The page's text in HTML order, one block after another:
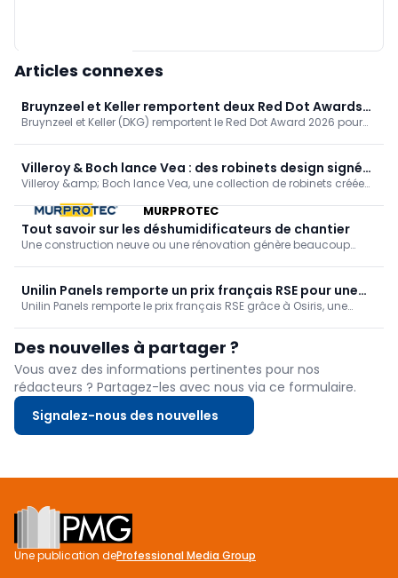
MURPROTEC
Articles connexes
Bruynzeel et Keller remportent deux Red Dot Awards
2026 pour leurs cuisines à base de matériaux
biosourcés
Bruynzeel et Keller (DKG) remportent le Red Dot Award 2026 pour
30 %. Une reconnaissance indépendante de l'innovation durable,
évolutive et abordable de DKG.
Villeroy & Boch lance Vea : des robinets design signés
Christian Haas, équipés de la technologie ViPush
Villeroy &amp; Boch lance Vea, une collection de robinets créée
minimaliste. Nouveauté : ViPush : appuyez pour ouvrir l'eau,
tournez pour régler la température. Disponible notamment en Matt
Black/Chrome avec incrustations en céramique et technologies
Tout savoir sur les déshumidificateurs de chantier
Une construction neuve ou une rénovation génère beaucoup
déshumidificateur de chantier peut accélérer ce processus. Mais
un tel appareil est-il toujours le bon choix? Et à quoi faut-il faire
attention si vous souhaitez en louer un?
Unilin Panels remporte un prix français RSE pour une
première mondiale dans le domaine du recyclage du
MDF
Unilin Panels remporte le prix français RSE grâce à Osiris, une
les émissions de CO₂ et établit une nouvelle norme pour l'industrie
du bois et du meuble.
Des nouvelles à partager ?
Vous avez des informations pertinentes pour nos
rédacteurs ? Partagez-les avec nous via ce formulaire.
Signalez-nous des nouvelles
Footer
Une publication deProfessional Media Group